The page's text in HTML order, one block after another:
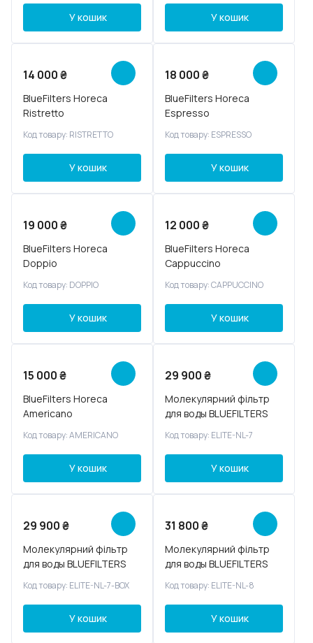
У кошик У кошик
14 000₴
BlueFilters Horeca
Ristretto
Код товару: RISTRETTO
У кошик
18 000₴
BlueFilters Horeca
Espresso
Код товару: ESPRESSO
У кошик
19 000₴
BlueFilters Horeca
Doppio
Код товару: DOPPIO
У кошик
12 000₴
BlueFilters Horeca
Cappuccino
Код товару: CAPPUCCINO
У кошик
15 000₴
BlueFilters Horeca
Americano
Код товару: AMERICANO
У кошик
29 900₴
Молекулярний фільтр
для воды BLUEFILTERS
Код товару: ELITE-NL-7
У кошик
29 900₴
Молекулярний фільтр
для воды BLUEFILTERS
Код товару: ELITE-NL-7-BOX
У кошик
31 800₴
Молекулярний фільтр
для воды BLUEFILTERS
Код товару: ELITE-NL-8
У кошик